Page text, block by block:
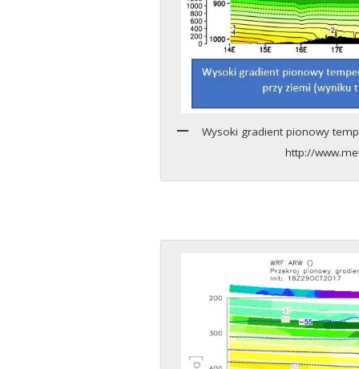
Wysoki gradient pionowy
http://